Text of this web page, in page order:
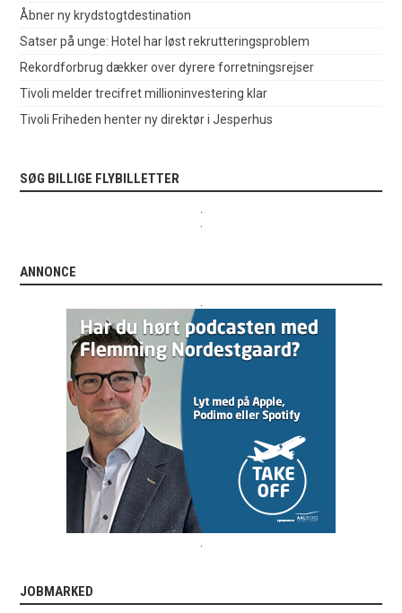
Åbner ny krydstogtdestination
Satser på unge: Hotel har løst rekrutteringsproblem
Rekordforbrug dækker over dyrere forretningsrejser
Tivoli melder trecifret millioninvestering klar
Tivoli Friheden henter ny direktør i Jesperhus
SØG BILLIGE FLYBILLETTER
ANNONCE
JOBMARKED